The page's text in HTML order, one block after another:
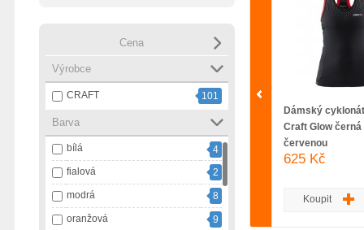
Cena
Výrobce
CRAFT 101
Barva
bílá
4
fialová
2
modrá
8
oranžová
9
Dámský
Craft Glow černá
červenou
625 Kč
Koupit